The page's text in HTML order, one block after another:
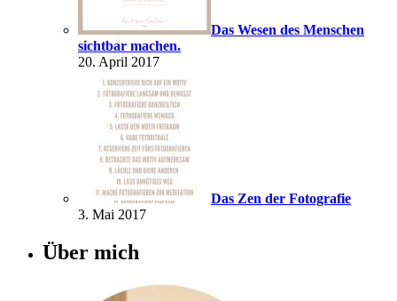
Das Wesen des Menschen
sichtbar machen.
20. April 2017
Das Zen der Fotografie
3. Mai 2017
Über mich